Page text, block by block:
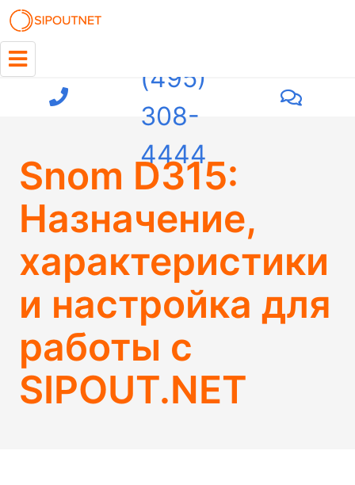
(495)
308-
4444
Snom D315:
Назначение,
характеристики
и настройка для
работы с
SIPOUT.NET